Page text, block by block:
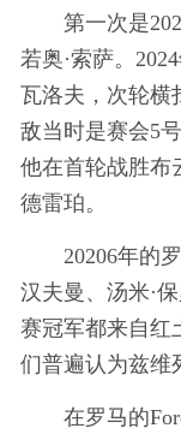
第一次是
若奥·索萨。
瓦洛夫，次轮横
敌当时是赛会5
他在首轮战胜布
德雷珀。
20206年的
汉夫曼、汤米·
赛冠军都来自红
们普遍认为兹维
在罗马的